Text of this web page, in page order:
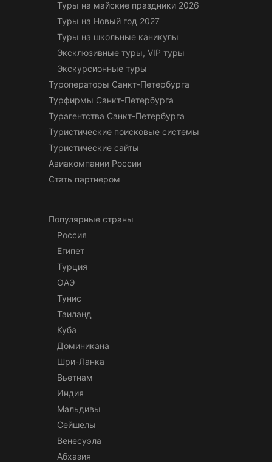
Туры на майские праздники 2026
Туры на Новый год 2027
Туры на школьные каникулы
Эксклюзивные туры, VIP туры
Экскурсионные туры
Туроператоры Санкт-Петербурга
Турфирмы Санкт-Петербурга
Турагентства Санкт-Петербурга
Туристические поисковые системы
Туристические сайты
Авиакомпании России
Стать партнером
Популярные страны
Россия
Египет
Турция
ОАЭ
Тунис
Таиланд
Куба
Доминикана
Шри-Ланка
Вьетнам
Индия
Мальдивы
Сейшелы
Венесуэла
Абхазия